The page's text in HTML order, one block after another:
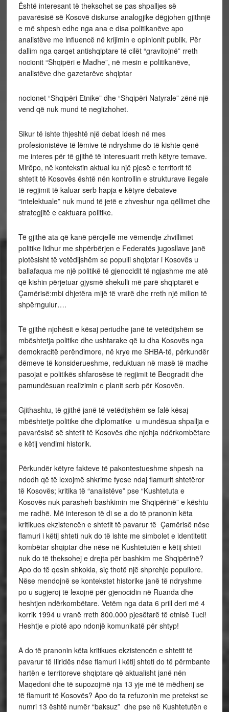
Është interesant të theksohet se pas shpalljes së
pavarësisë së Kosovë diskurse analogjike dëgjohen gjithnjë
e më shpesh edhe nga ana e disa politikanëve apo
analistëve me influencë në krijimin e opinionit publik. Për
dallim nga qarqet antishqiptare të cilët “gravitojnë” rreth
nocionit “Shqipëri e Madhe”, në mesin e politikanëve,
analistëve dhe gazetarëve shqiptar
nocionet “Shqipëri Etnike” dhe “Shqipëri Natyrale” zënë një
vend që nuk mund të neglizhohet.
Sikur të ishte thjeshtë një debat idesh në mes
profesionistëve të lëmive të ndryshme do të kishte qenë
me interes për të gjithë të interesuarit rreth këtyre temave.
Mirëpo, në kontekstin aktual ku një pjesë e territorit të
shtetit të Kosovës është nën kontrollin e strukturave ilegale
të regjimit të kaluar serb hapja e këtyre debateve
“intelektuale” nuk mund të jetë e zhveshur nga qëllimet dhe
strategjitë e caktuara politike.
Të gjithë ata që kanë përcjellë me vëmendje zhvillimet
politike lidhur me shpërbërjen e Federatës jugosllave janë
plotësisht të vetëdijshëm se populli shqiptar i Kosovës u
ballafaqua me një politikë të gjenocidit të ngjashme me atë
që kishin përjetuar gjysmë shekulli më parë shqiptarët e
Çamërisë:mbi dhjetëra mijë të vrarë dhe rreth një milion të
shpërngulur….
Të gjithë njohësit e kësaj periudhe janë të vetëdijshëm se
mbështetja politike dhe ushtarake që iu dha Kosovës nga
demokracitë perëndimore, në krye me SHBA-të, përkundër
dëmeve të konsiderueshme, reduktuan në masë të madhe
pasojat e politikës shfarosëse të regjimit të Beogradit dhe
pamundësuan realizimin e planit serb për Kosovën.
Gjithashtu, të gjithë janë të vetëdijshëm se falë kësaj
mbështetje politike dhe diplomatike u mundësua shpallja e
pavarësisë së shtetit të Kosovës dhe njohja ndërkombëtare
e këtij vendimi historik.
Përkundër këtyre fakteve të pakontestueshme shpesh na
ndodh që të lexojmë shkrime fyese ndaj flamurit shtetëror
të Kosovës; kritika të “analistëve” pse “Kushtetuta e
Kosovës nuk parasheh bashkimin me Shqipërinë” e kështu
me radhë. Më intereson të di se a do të pranonin këta
kritikues ekzistencën e shtetit të pavarur të Çamërisë nëse
flamuri i këtij shteti nuk do të ishte me simbolet e identitetit
kombëtar shqiptar dhe nëse në Kushtetutën e këtij shteti
nuk do të theksohej e drejta për bashkim me Shqipërinë?
Apo do të qesin shkokla, siç thotë një shprehje popullore.
Nëse mendojnë se kontekstet historike janë të ndryshme
po u sugjeroj të lexojnë për gjenocidin në Ruanda dhe
heshtjen ndërkombëtare. Vetëm nga data 6 prill deri më 4
korrik 1994 u vranë rreth 800.000 pjesëtarë të etnisë Tuci!
Heshtje e plotë apo ndonjë komunikatë për shtyp!
A do të pranonin këta kritikues ekzistencën e shtetit të
pavarur të Iliridës nëse flamuri i këtij shteti do të përmbante
hartën e territoreve shqiptare që aktualisht janë nën
Maqedoni dhe të supozojmë nja 13 yje më të mëdhenj se
të flamurit të Kosovës? Apo do ta refuzonin me pretekst se
numri 13 është numër “baksuz” dhe pse në Kushtetutën e